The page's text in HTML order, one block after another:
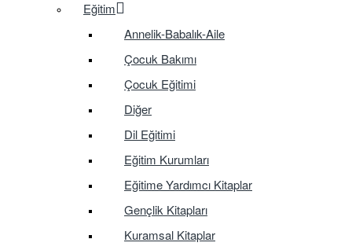
Eğitim
Annelik-Babalık-Aile
Çocuk Bakımı
Çocuk Eğitimi
Diğer
Dil Eğitimi
Eğitim Kurumları
Eğitime Yardımcı Kitaplar
Gençlik Kitapları
Kuramsal Kitaplar